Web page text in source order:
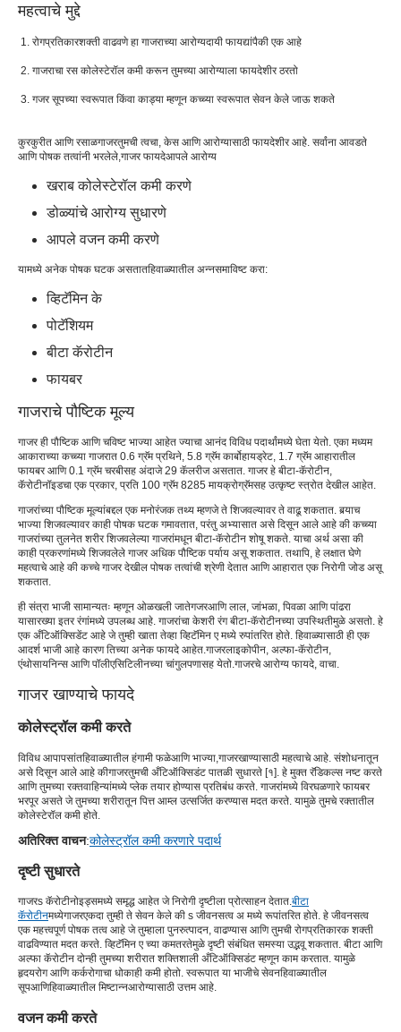
गाजराचे पौष्टिक मूल्य
गाजर साठी खबरदारी
निष्कर्ष
महत्वाचे मुद्दे
रोगप्रतिकारशक्ती वाढवणे हा गाजराच्या आरोग्यदायी फायद्यांपैकी एक आहे
गाजराचा रस कोलेस्टेरॉल कमी करून तुमच्या आरोग्याला फायदेशीर ठरतो
गजर सूपच्या स्वरूपात किंवा काड्या म्हणून कच्च्या स्वरूपात सेवन केले जाऊ शकते
कुरकुरीत आणि रसाळगाजरतुमची त्वचा, केस आणि आरोग्यासाठी फायदेशीर आहे. सर्वांना आवडते
आणि पोषक तत्वांनी भरलेले,गाजर फायदेआपले आरोग्य
खराब कोलेस्टेरॉल कमी करणे
डोळ्यांचे आरोग्य सुधारणे
आपले वजन कमी करणे
यामध्ये अनेक पोषक घटक असतातहिवाळ्यातील अन्नसमाविष्ट करा:
व्हिटॅमिन के
पोटॅशियम
बीटा कॅरोटीन
फायबर
गाजराचे पौष्टिक मूल्य
गाजर ही पौष्टिक आणि चविष्ट भाज्या आहेत ज्याचा आनंद विविध पदार्थांमध्ये घेता येतो. एका मध्यम
आकाराच्या कच्च्या गाजरात 0.6 ग्रॅम प्रथिने, 5.8 ग्रॅम कार्बोहायड्रेट, 1.7 ग्रॅम आहारातील
फायबर आणि 0.1 ग्रॅम चरबीसह अंदाजे 29 कॅलरीज असतात. गाजर हे बीटा-कॅरोटीन,
कॅरोटीनॉइडचा एक प्रकार, प्रति 100 ग्रॅम 8285 मायक्रोग्रॅमसह उत्कृष्ट स्त्रोत देखील आहेत.
गाजरांच्या पौष्टिक मूल्यांबद्दल एक मनोरंजक तथ्य म्हणजे ते शिजवल्यावर ते वाढू शकतात. बर्‍याच
भाज्या शिजवल्यावर काही पोषक घटक गमावतात, परंतु अभ्यासात असे दिसून आले आहे की कच्च्या
गाजरांच्या तुलनेत शरीर शिजवलेल्या गाजरांमधून बीटा-कॅरोटीन शोषू शकते. याचा अर्थ असा की
काही प्रकरणांमध्ये शिजवलेले गाजर अधिक पौष्टिक पर्याय असू शकतात. तथापि, हे लक्षात घेणे
महत्वाचे आहे की कच्चे गाजर देखील पोषक तत्वांची श्रेणी देतात आणि आहारात एक निरोगी जोड असू
शकतात.
ही संत्रा भाजी सामान्यतः म्हणून ओळखली जातेगजरआणि लाल, जांभळा, पिवळा आणि पांढरा
यासारख्या इतर रंगांमध्ये उपलब्ध आहे. गाजरांचा केशरी रंग बीटा-कॅरोटीनच्या उपस्थितीमुळे असतो. हे
एक अँटिऑक्सिडेंट आहे जे तुम्ही खाता तेव्हा व्हिटॅमिन ए मध्ये रुपांतरित होते. हिवाळ्यासाठी ही एक
आदर्श भाजी आहे कारण तिच्या अनेक फायदे आहेत.गाजरलाइकोपीन, अल्फा-कॅरोटीन,
एंथोसायनिन्स आणि पॉलीएसिटिलीनच्या चांगुलपणासह येतो.गाजरचे आरोग्य फायदे, वाचा.
गाजर खाण्याचे फायदे
कोलेस्ट्रॉल कमी करते
विविध आपापसांतहिवाळ्यातील हंगामी फळेआणि भाज्या, गाजरखाण्यासाठी महत्वाचे आहे. संशोधनातून
असे दिसून आले आहे कीगाजरतुमची अँटिऑक्सिडंट पातळी सुधारते [१]. हे मुक्त रॅडिकल्स नष्ट करते
आणि तुमच्या रक्तवाहिन्यांमध्ये प्लेक तयार होण्यास प्रतिबंध करते. गाजरांमध्ये विरघळणारे फायबर
भरपूर असते जे तुमच्या शरीरातून पित्त आम्ल उत्सर्जित करण्यास मदत करते. यामुळे तुमचे रक्तातील
कोलेस्टेरॉल कमी होते.
अतिरिक्त वाचन:कोलेस्ट्रॉल कमी करणारे पदार्थ
दृष्टी सुधारते
गाजरs कॅरोटीनोइड्समध्ये समृद्ध आहेत जे निरोगी दृष्टीला प्रोत्साहन देतात.बीटा
कॅरोटीनमध्येगाजरएकदा तुम्ही ते सेवन केले की s जीवनसत्व अ मध्ये रूपांतरित होते. हे जीवनसत्व
एक महत्त्वपूर्ण पोषक तत्व आहे जे तुम्हाला पुनरुत्पादन, वाढण्यास आणि तुमची रोगप्रतिकारक शक्ती
वाढविण्यात मदत करते. व्हिटॅमिन ए च्या कमतरतेमुळे दृष्टी संबंधित समस्या उद्भवू शकतात. बीटा आणि
अल्फा कॅरोटीन दोन्ही तुमच्या शरीरात शक्तिशाली अँटिऑक्सिडंट म्हणून काम करतात. यामुळे
हृदयरोग आणि कर्करोगाचा धोकाही कमी होतो. स्वरूपात या भाजीचे सेवनहिवाळ्यातील
सूपआणिहिवाळ्यातील मिष्टान्नआरोग्यासाठी उत्तम आहे.
वजन कमी करते